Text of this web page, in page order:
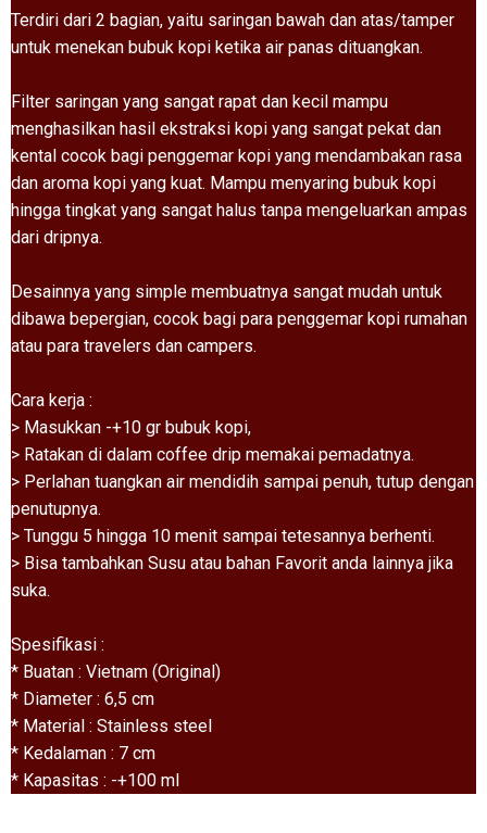
Terdiri dari 2 bagian, yaitu saringan bawah dan atas/tamper
untuk menekan bubuk kopi ketika air panas dituangkan.
Filter saringan yang sangat rapat dan kecil mampu
menghasilkan hasil ekstraksi kopi yang sangat pekat dan
kental cocok bagi penggemar kopi yang mendambakan rasa
dan aroma kopi yang kuat. Mampu menyaring bubuk kopi
hingga tingkat yang sangat halus tanpa mengeluarkan ampas
dari dripnya.
Desainnya yang simple membuatnya sangat mudah untuk
dibawa bepergian, cocok bagi para penggemar kopi rumahan
atau para travelers dan campers.
Cara kerja :
> Masukkan -+10 gr bubuk kopi,
> Ratakan di dalam coffee drip memakai pemadatnya.
> Perlahan tuangkan air mendidih sampai penuh, tutup dengan
penutupnya.
> Tunggu 5 hingga 10 menit sampai tetesannya berhenti.
> Bisa tambahkan Susu atau bahan Favorit anda lainnya jika
suka.
Spesifikasi :
* Buatan : Vietnam (Original)
* Diameter : 6,5 cm
* Material : Stainless steel
* Kedalaman : 7 cm
* Kapasitas : -+100 ml